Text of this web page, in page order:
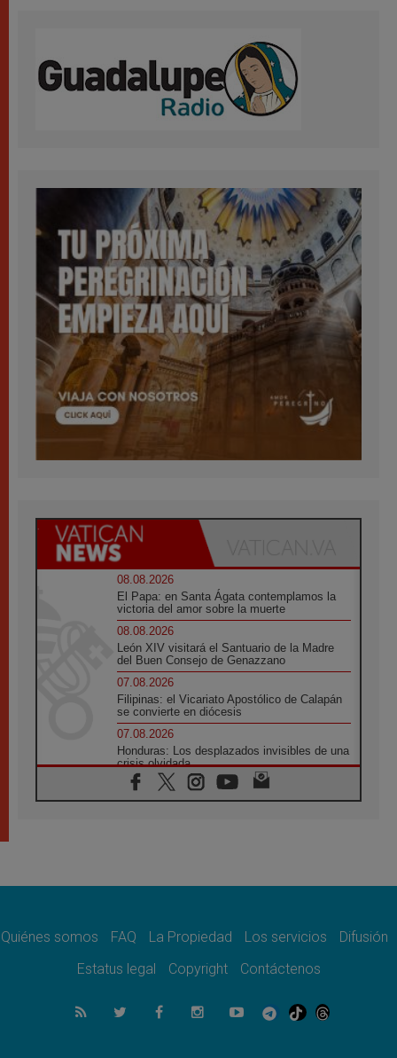
08.08.2026
El Papa: en Santa Ágata contemplamos la
victoria del amor sobre la muerte
08.08.2026
León XIV visitará el Santuario de la Madre
del Buen Consejo de Genazzano
07.08.2026
Filipinas: el Vicariato Apostólico de Calapán
se convierte en diócesis
07.08.2026
Honduras: Los desplazados invisibles de una
crisis olvidada
07.08.2026
Bokalic: "En Argentina el Papa León señalará
07.08.2026
07.08.2026
Universidades Católicas: «Exercises in
07.08.2026
Fortunatus Nwachukwu: la comunicación
Quiénes somos FAQ La Propiedad Los servicios
Difusión
Estatus legal
Copyright Contáctenos